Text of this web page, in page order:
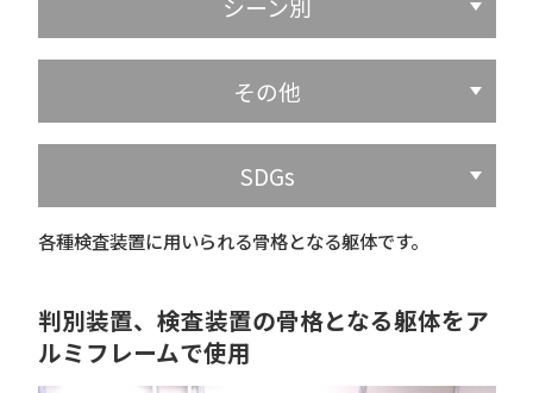
その他
SDGs
各種検査装置に用いられる骨格となる躯体です。
判別装置、検査装置の骨格となる躯体をア
ルミフレームで使用